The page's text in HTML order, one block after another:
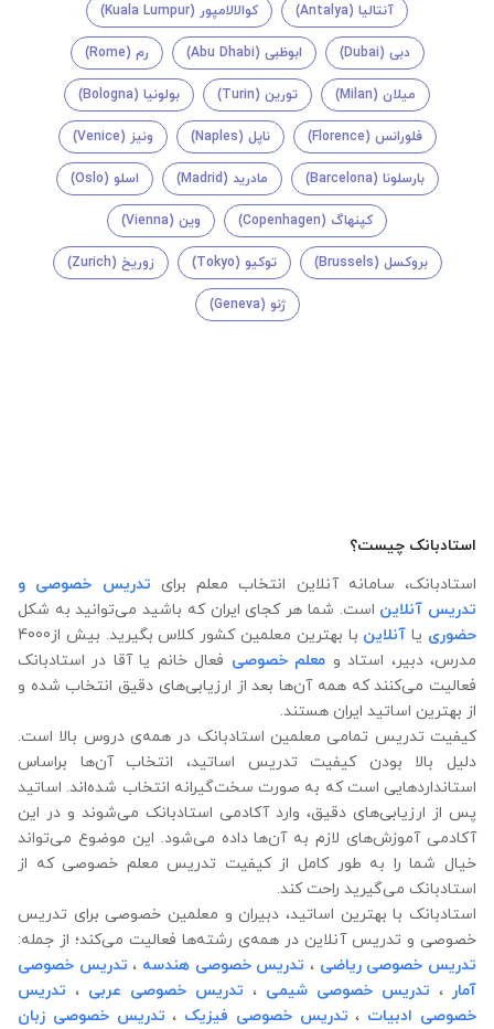
آنتالیا (Antalya) کوالالامپور (Kuala Lumpur)
دبی (Dubai) ابوظبی (Abu Dhabi) رم (Rome)
میلان (Milan) تورین (Turin) بولونیا (Bologna)
فلورانس (Florence) ناپل (Naples) ونیز (Venice)
بارسلونا (Barcelona) مادرید (Madrid) اسلو (Oslo)
کپنهاگ (Copenhagen) وین (Vienna)
بروکسل (Brussels) توکیو (Tokyo) زوریخ (Zurich)
ژنو (Geneva)
استادبانک چیست؟
استادبانک، سامانه آنلاین انتخاب معلم برای تدریس خصوصی و
تدریس آنلاین است. شما هر کجای ایران که باشید می‌توانید به شکل
حضوری یا آنلاین
با بهترین معلمین کشور کلاس بگیرید. بیش از4000
مدرس، دبیر، استاد و معلم خصوصی فعال خانم یا آقا در استادبانک
فعالیت می‌کنند که همه آن‌ها بعد از ارزیابی‌های دقیق انتخاب شده‌ و
از بهترین اساتید ایران هستند.
کیفیت تدریس تمامی معلمین استادبانک در همه‌ی دروس بالا است.
دلیل بالا بودن کیفیت تدریس اساتید، انتخاب آن‌ها براساس
استانداردهایی است که به صورت سخت‌گیرانه انتخاب شده‌اند. اساتید
پس از ارزیابی‌های دقیق، وارد آکادمی استادبانک می‌شوند و در این
آکادمی آموزش‌های لازم به آن‌ها داده می‌شود. این موضوع می‌تواند
خیال شما را به طور کامل از کیفیت تدریس معلم خصوصی که از
استادبانک می‌گیرید راحت کند.
استادبانک با بهترین اساتید، دبیران و معلمین خصوصی برای تدریس
خصوصی و تدریس آنلاین در همه‌ی رشته‌ها فعالیت می‌کند؛ از جمله:
تدریس خصوصی ریاضی ، تدریس خصوصی هندسه ، تدریس خصوصی
آمار ، تدریس خصوصی شیمی ، تدریس خصوصی عربی ، تدریس
خصوصی ادبیات ، تدریس خصوصی فیزیک ، تدریس خصوصی زبان